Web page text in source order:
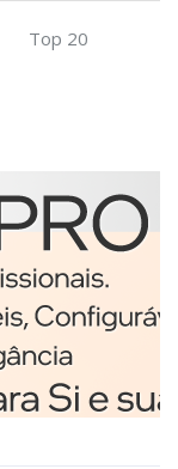
Top 20
1J074102-121
impressão